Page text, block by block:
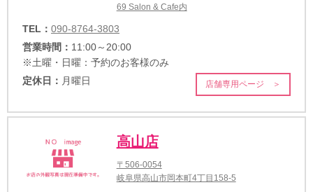
69 Salon & Cafe内
TEL： 090-8764-3803
営業時間： 11:00～20:00
※土曜・日曜：予約のお客様のみ
定休日： 月曜日 店舗専用ページ ＞
高山店
〒506-0054
岐阜県高山市岡本町4丁目158-5